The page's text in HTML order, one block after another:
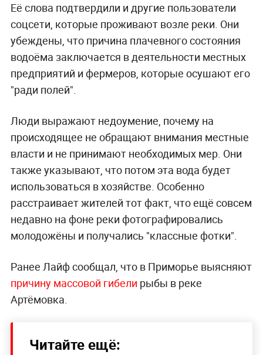
Её слова подтвердили и другие пользователи
соцсети, которые проживают возле реки. Они
убеждены, что причина плачевного состояния
водоёма заключается в деятельности местных
предприятий и фермеров, которые осушают его
"ради полей".
Люди выражают недоумение, почему на
происходящее не обращают внимания местные
власти и не принимают необходимых мер. Они
также указывают, что потом эта вода будет
использоваться в хозяйстве. Особенно
расстраивает жителей тот факт, что ещё совсем
недавно на фоне реки фотографировались
молодожёны и получались "классные фотки".
Ранее Лайф сообщал, что в Приморье выясняют
причину массовой гибели рыбы в реке
Артёмовка.
Читайте ещё: